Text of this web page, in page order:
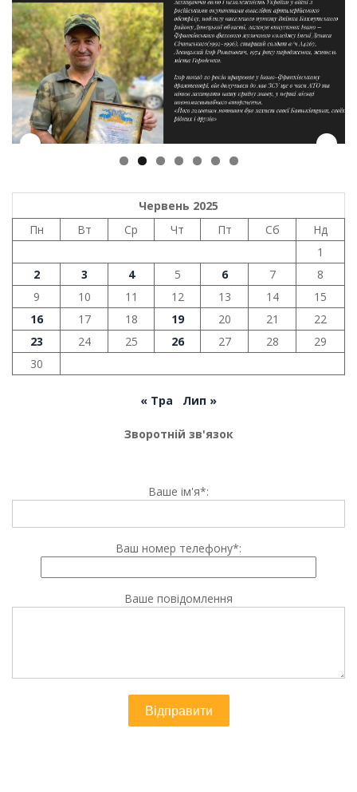
Червень 2025
Пн
Вт Ср Чт Пт Сб
Нд
1
2
3 4 5 6 7
8
9
10 11 12 13 14
15
16
17 18 19 20 21
22
23
24 25 26 27 28
29
30
« Тра Лип »
Зворотній зв'язок
Ваше ім'я*:
Ваш номер телефону*:
Ваше повідомлення